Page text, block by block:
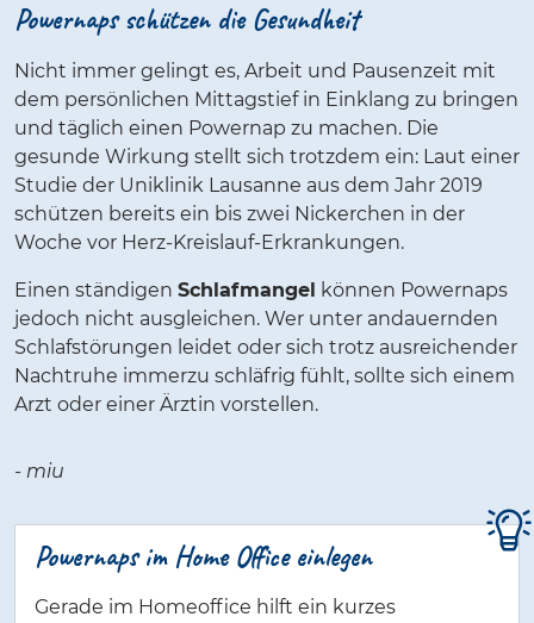
Powernaps schützen die Gesundheit
Nicht immer gelingt es, Arbeit und Pausenzeit mit
dem persönlichen Mittagstief in Einklang zu bringen
und täglich einen Powernap zu machen. Die
gesunde Wirkung stellt sich trotzdem ein: Laut einer
Studie der Uniklinik Lausanne aus dem Jahr 2019
schützen bereits ein bis zwei Nickerchen in der
Woche vor Herz-Kreislauf-Erkrankungen.
Einen ständigen Schlafmangel können Powernaps
jedoch nicht ausgleichen. Wer unter andauernden
Schlafstörungen leidet oder sich trotz ausreichender
Nachtruhe immerzu schläfrig fühlt, sollte sich einem
Arzt oder einer Ärztin vorstellen.
- miu
Powernaps im Home Office einlegen
Gerade im Homeoffice hilft ein kurzes